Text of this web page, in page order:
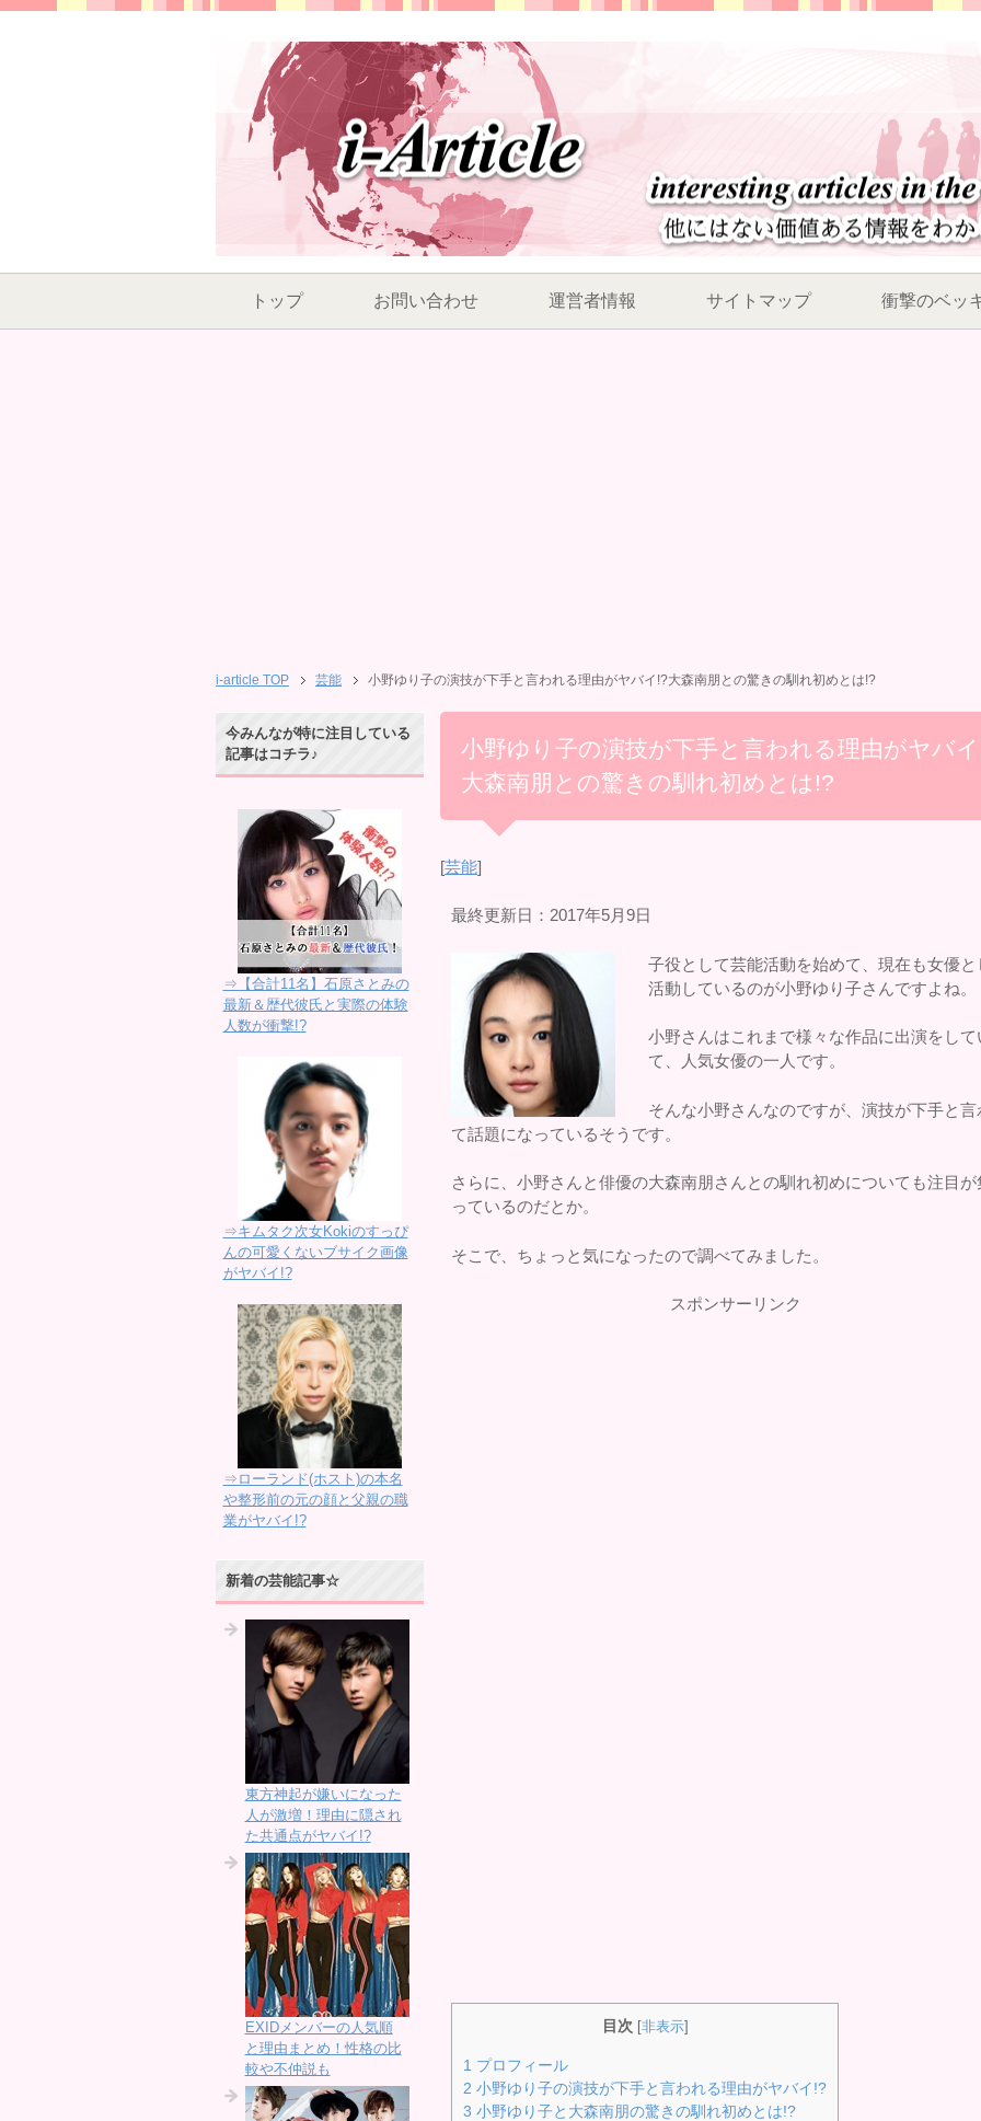
トップ お問い合わせ 運営者情報 サイトマップ 衝撃のベッ
i-article TOP 芸能 小野ゆり子の演技が下手と言われる理由がヤバイ!?大森南朋との驚きの馴れ初めとは!?
小野ゆり子の演技が下手と言われる理由がヤバ
大森南朋との驚きの馴れ初めとは!?
[芸能]
最終更新日：2017年5月9日
子役として芸能活動を始めて、現在も女優と
活動しているのが小野ゆり子さんですよね。
小野さんはこれまで様々な作品に出演をして
て、人気女優の一人です。
そんな小野さんなのですが、演技が下手と言
て話題になっているそうです。
さらに、小野さんと俳優の大森南朋さんとの馴れ初めについても注目が
っているのだとか。
そこで、ちょっと気になったので調べてみました。
スポンサーリンク
目次 [非表示]
1 プロフィール
2 小野ゆり子の演技が下手と言われる理由がヤバイ!?
3 小野ゆり子と大森南朋の驚きの馴れ初めとは!?
今みんなが特に注目している
記事はコチラ♪
⇒【合計11名】石原さとみの
最新＆歴代彼氏と実際の体験
人数が衝撃!?
⇒キムタク次女Kokiのすっぴ
んの可愛くないブサイク画像
がヤバイ!?
⇒ローランド(ホスト)の本名
や整形前の元の顔と父親の職
業がヤバイ!?
新着の芸能記事☆
東方神起が嫌いになった
人が激増！理由に隠され
た共通点がヤバイ!?
EXIDメンバーの人気順
と理由まとめ！性格の比
較や不仲説も